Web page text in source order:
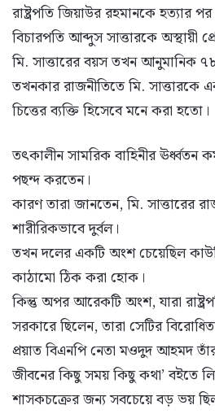
রাষ্ট্রপতি জিয়াউর রহমানকে হত্যার
বিচারপতি আব্দুস সাত্তারকে অস্থায়ী
মি. সাত্তারের বয়স তখন আনুমানিক
তখনকার রাজনীতিতে মি. সাত্তারকে
চিত্তের ব্যক্তি হিসেবে মনে করা হতো।
তৎকালীন সামরিক বাহিনীর ঊর্ধ্বতন
পছন্দ করতেন।
কারণ তারা জানতেন, মি. সাত্তারের
শারীরিকভাবে দুর্বল।
তখন দলের একটি অংশ চেয়েছিল
কাঠামো ঠিক করা হোক।
কিন্তু অপর আরেকটি অংশ, যারা
সরকারে ছিলেন, তারা সেটির
প্রয়াত বিএনপি নেতা মওদুদ আহমদ
জীবনের কিছু সময় কিছু কথা’ বইতে
শাসকচক্রের জন্য সবচেয়ে বড় ভয়